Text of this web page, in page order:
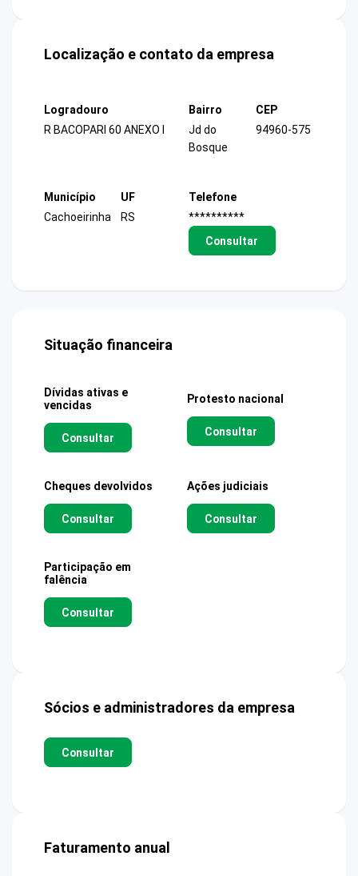
Localização e contato da empresa
Logradouro
R BACOPARI 60 ANEXO I
Bairro
Jd do
Bosque
CEP
94960-575
Município
Cachoeirinha
UF
RS
Telefone
**********
Consultar
Situação financeira
Dívidas ativas e
vencidas
Consultar
Protesto nacional
Consultar
Cheques devolvidos
Consultar
Ações judiciais
Consultar
Participação em
falência
Consultar
Sócios e administradores da empresa
Consultar
Faturamento anual